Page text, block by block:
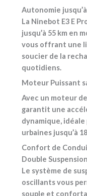
Autonomie jusqu’à
La Ninebot E3 E
jusqu’à 55 km en
vous offrant une
soucier de la
quotidiens.
Moteur Puissant
Avec un moteur
garantit une
dynamique,
urbaines jusqu’à
Confort de
Double
Le système de
oscillants vous
souple et